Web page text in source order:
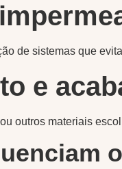
de sistemas que
e
outros materiais